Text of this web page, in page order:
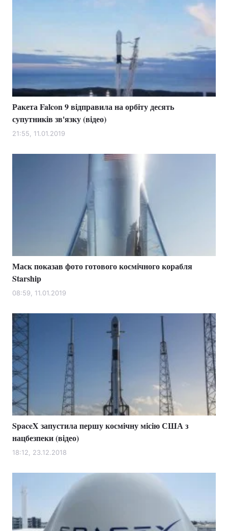
Ракета Falcon 9 відправила на орбіту десять
супутників зв'язку (відео)
21:55, 11.01.2019
Маск показав фото готового космічного корабля
Starship
08:59, 11.01.2019
SpaceX запустила першу космічну місію США з
нацбезпеки (відео)
18:12, 23.12.2018